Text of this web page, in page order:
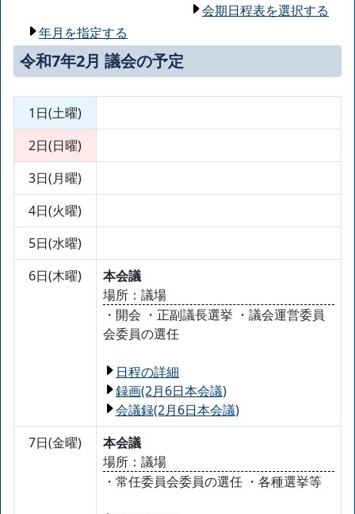
会期日程表を選択する
年月を指定する
令和7年2月 議会の予定
1日(土曜)
2日(日曜)
3日(月曜)
4日(火曜)
5日(水曜)
6日(木曜)
本会議
場所：議場
・開会 ・正副議長選挙 ・議会運営委員
会委員の選任
日程の詳細
録画(2月6日本会議)
会議録(2月6日本会議)
7日(金曜)
本会議
場所：議場
・常任委員会委員の選任 ・各種選挙等